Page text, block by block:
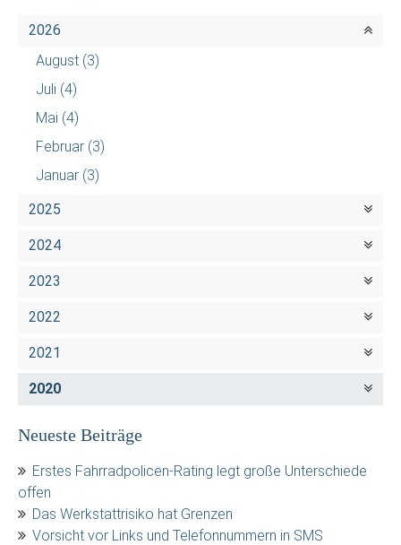
2026
August (3)
Juli (4)
Mai (4)
Februar (3)
Januar (3)
2025
2024
2023
2022
2021
2020
Neueste Beiträge
Erstes Fahrradpolicen-Rating legt große Unterschiede
offen
Das Werkstattrisiko hat Grenzen
Vorsicht vor Links und Telefonnummern in SMS